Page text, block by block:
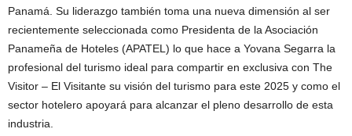
Panamá. Su liderazgo también toma una nueva dimensión al ser
recientemente seleccionada como Presidenta de la Asociación
Panameña de Hoteles (APATEL) lo que hace a Yovana Segarra la
profesional del turismo ideal para compartir en exclusiva con The
Visitor – El Visitante su visión del turismo para este 2025 y como el
sector hotelero apoyará para alcanzar el pleno desarrollo de esta
industria.